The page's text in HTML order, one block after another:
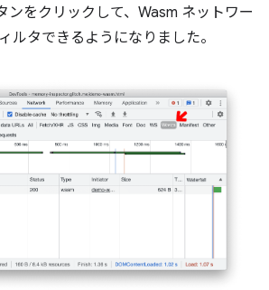
ンをクリックして、Wasm ネットワー
ルタできるようになりました。